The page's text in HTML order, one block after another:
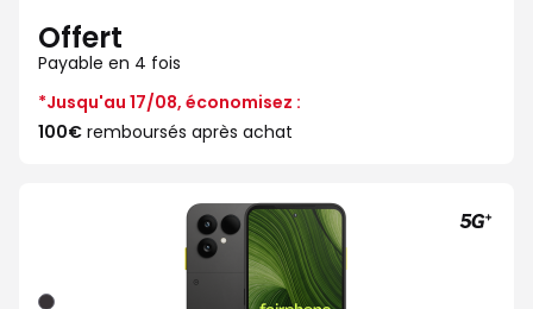
Offert
Payable en 4 fois
*Jusqu'au 17/08, économisez :
100€ remboursés après achat
Noir